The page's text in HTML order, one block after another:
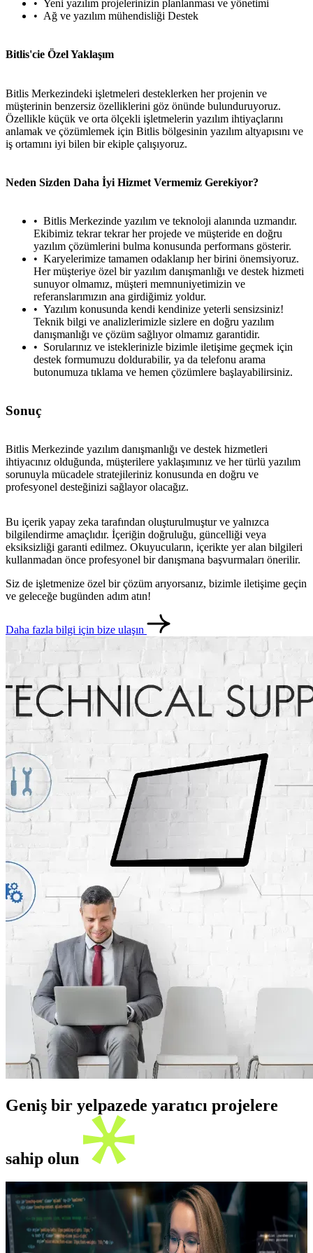
İletişim English
Yeni yazılım projelerinizin planlanması ve yönetimi
Ağ ve yazılım mühendisliği Destek
Bitlis'cie Özel Yaklaşım
Bitlis Merkezindeki işletmeleri desteklerken her projenin ve
müşterinin benzersiz özelliklerini göz önünde bulunduruyoruz.
Özellikle küçük ve orta ölçekli işletmelerin yazılım ihtiyaçlarını
anlamak ve çözümlemek için Bitlis bölgesinin yazılım altyapısını ve
iş ortamını iyi bilen bir ekiple çalışıyoruz.
Neden Sizden Daha İyi Hizmet Vermemiz Gerekiyor?
Bitlis Merkezinde yazılım ve teknoloji alanında uzmandır.
Ekibimiz tekrar tekrar her projede ve müşteride en doğru
yazılım çözümlerini bulma konusunda performans gösterir.
Karyelerimize tamamen odaklanıp her birini önemsiyoruz.
Her müşteriye özel bir yazılım danışmanlığı ve destek hizmeti
sunuyor olmamız, müşteri memnuniyetimizin ve
referanslarımızın ana girdiğimiz yoldur.
Yazılım konusunda kendi kendinize yeterli sensizsiniz!
Teknik bilgi ve analizlerimizle sizlere en doğru yazılım
danışmanlığı ve çözüm sağlıyor olmamız garantidir.
Sorularınız ve isteklerinizle bizimle iletişime geçmek için
destek formumuzu doldurabilir, ya da telefonu arama
butonumuza tıklama ve hemen çözümlere başlayabilirsiniz.
Sonuç
Bitlis Merkezinde yazılım danışmanlığı ve destek hizmetleri
ihtiyacınız olduğunda, müşterilere yaklaşımınız ve her türlü yazılım
sorunuyla mücadele stratejileriniz konusunda en doğru ve
profesyonel desteğinizi sağlayor olacağız.
Bu içerik yapay zeka tarafından oluşturulmuştur ve yalnızca
bilgilendirme amaçlıdır. İçeriğin doğruluğu, güncelliği veya
eksiksizliği garanti edilmez. Okuyucuların, içerikte yer alan bilgileri
kullanmadan önce profesyonel bir danışmana başvurmaları önerilir.
Siz de işletmenize özel bir çözüm arıyorsanız, bizimle iletişime geçin
ve geleceğe bugünden adım atın!
Daha fazla bilgi için bize ulaşın
Geniş bir yelpazede yaratıcı projelere
sahip olun